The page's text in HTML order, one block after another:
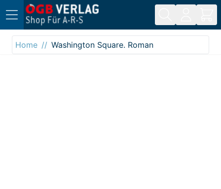
Direkt zum Inhalt
Home
Washington Square. Roman